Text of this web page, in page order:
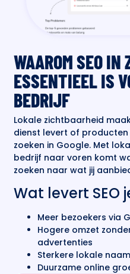
WAAROM SEO IN
ESSENTIEEL IS
BEDRIJF
Lokale zichtbaarheid
dienst levert of
zoeken in Google. Met
bedrijf naar voren komt
zoeken naar wat jij
Wat levert SEO
Meer bezoekers via
Hogere omzet
advertenties
Sterkere lokale
Duurzame online